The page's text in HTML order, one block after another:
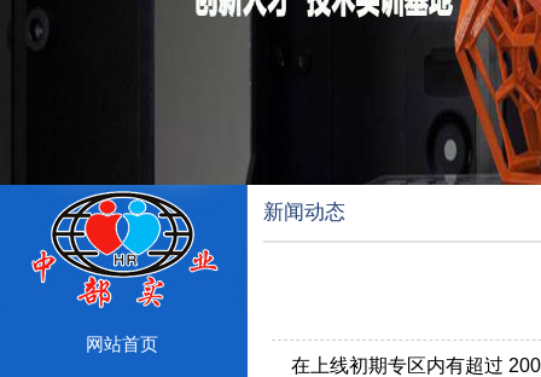
网站首页
新闻动态
在上线初期专区内有超过